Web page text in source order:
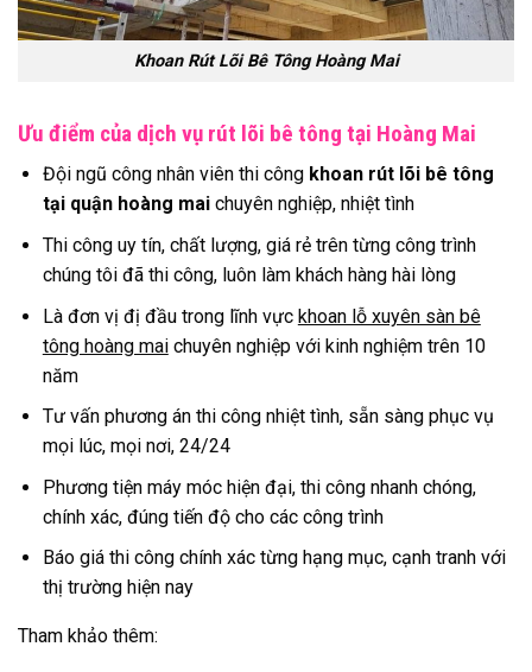
Khoan Rút Lõi Bê Tông Hoàng Mai
Ưu điểm của dịch vụ rút lõi bê tông tại Hoàng Mai
Đội ngũ công nhân viên thi công khoan rút lõi bê tông
tại quận hoàng mai chuyên nghiệp, nhiệt tình
Thi công uy tín, chất lượng, giá rẻ trên từng công trình
chúng tôi đã thi công, luôn làm khách hàng hài lòng
Là đơn vị đị đầu trong lĩnh vực khoan lỗ xuyên sàn bê
tông hoàng maichuyên nghiệp với kinh nghiệm trên 10
năm
Tư vấn phương án thi công nhiệt tình, sẵn sàng phục vụ
mọi lúc, mọi nơi, 24/24
Phương tiện máy móc hiện đại, thi công nhanh chóng,
chính xác, đúng tiến độ cho các công trình
Báo giá thi công chính xác từng hạng mục, cạnh tranh với
thị trường hiện nay
Tham khảo thêm: